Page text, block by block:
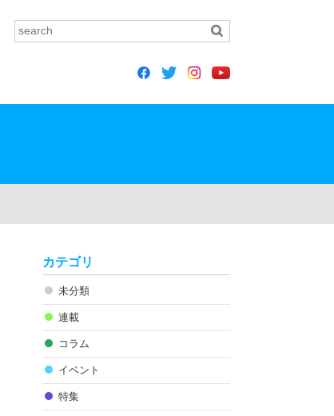
カテゴリ
未分類
連載
コラム
イベント
特集